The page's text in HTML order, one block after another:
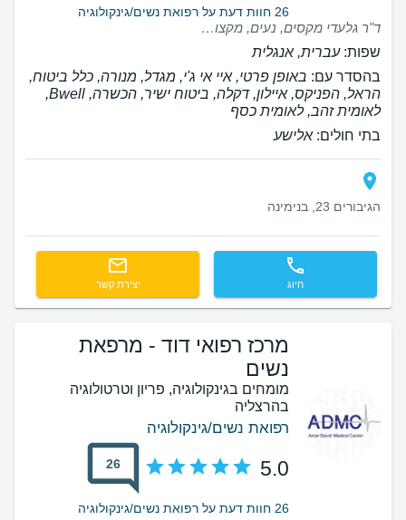
26 חוות דעת על רפואת נשים/גינקולוגיה
ד"ר גלעדי מקסים, נעים, מקצועי, קשוב, הרגשתי ממש שהוא רגיש לכל צרכיי, וזמין לי בכל עת שהייתה צריכה. הסביר לי הכל בסבלנות גם אם שאלתי את אותה שאלה שוב ושוב.. היה ברור לגבי התהליך ומה צריך לעשות בכל שלב. לי ולבן זוגי הייתה חוויה מאוד טובה מולו בכל שלב של התהליך. הרגשנו בידיים טובות. ממליצה למי שמחפשת לא להתלבט. תודה רבה ד"ר.
שפות:עברית, אנגלית
בהסדר עם: באופן פרטי, איי אי ג'י, מגדל, מנורה, כלל ביטוח,
הראל, הפניקס, איילון, דקלה, ביטוח ישיר, הכשרה, Bwell,
לאומית זהב, לאומית כסף
בתי חולים:אלישע
הגיבורים 23, בנימינה
חיוג יצירת קשר
מרכז רפואי דוד - מרפאת
נשים
מומחים בגינקולוגיה, פריון וטרטולוגיה
בהרצליה
רפואת נשים/גינקולוגיה
5.0
26
26 חוות דעת על רפואת נשים/גינקולוגיה